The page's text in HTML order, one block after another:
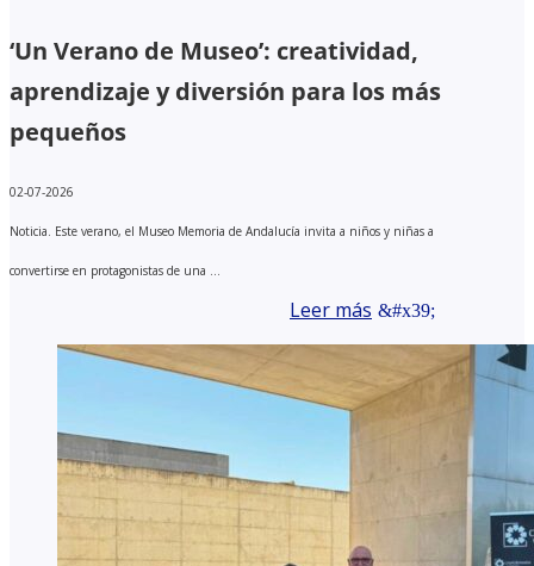
‘Un Verano de Museo’: creatividad,
aprendizaje y diversión para los más
pequeños
02-07-2026
Noticia. Este verano, el Museo Memoria de Andalucía invita a niños y niñas a
convertirse en protagonistas de una ...
Leer más